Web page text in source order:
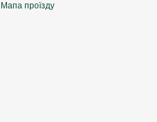
Мапа проїзду